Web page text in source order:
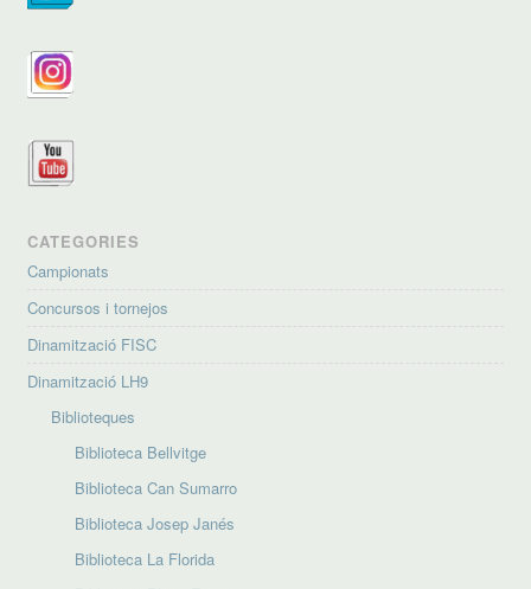
CATEGORIES
Campionats
Concursos i tornejos
Dinamització FISC
Dinamització LH9
Biblioteques
Biblioteca Bellvitge
Biblioteca Can Sumarro
Biblioteca Josep Janés
Biblioteca La Florida